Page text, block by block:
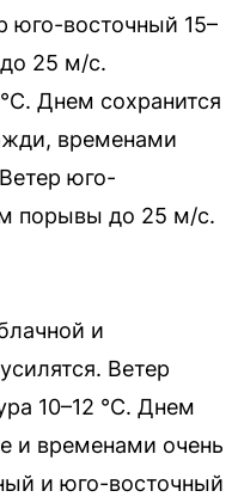
восточный 15–
25 м/с.
Днем сохранится
временами
юго-
порывы до 25 м/с.
и
Ветер
10–12 °C. Днем
и временами очень
и юго-восточный